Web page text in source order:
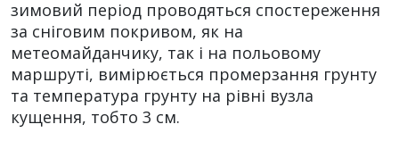
зимовий період проводяться спостереження
за сніговим покривом, як на
метеомайданчику, так і на польовому
маршруті, вимірюється промерзання грунту
та температура грунту на рівні вузла
кущення, тобто 3 см.